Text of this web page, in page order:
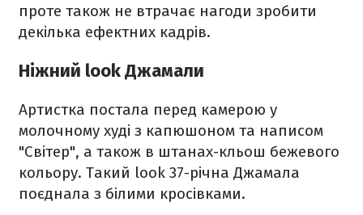
проте також не втрачає нагоди зробити
декілька ефектних кадрів.
Ніжний look Джамали
Артистка постала перед камерою у
молочному худі з капюшоном та написом
"Світер", а також в штанах-кльош бежевого
кольору. Такий look 37-річна Джамала
поєднала з білими кросівками.